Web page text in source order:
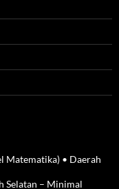
Matematika) • Daerah
Selatan – Minimal